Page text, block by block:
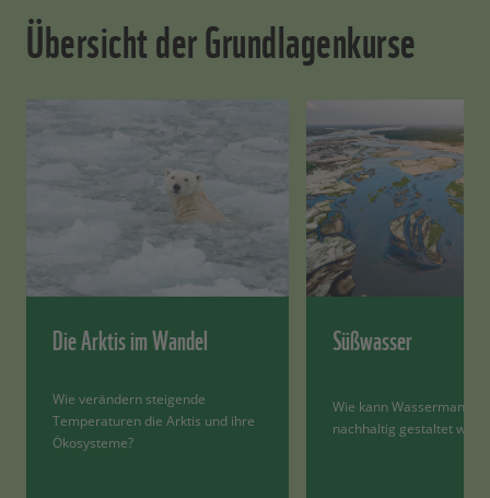
Übersicht der Grundlagenkurse
Die Arktis im Wandel
Wie verändern steigende
Temperaturen die Arktis und ihre
Ökosysteme?
Süßwasser
Wie kann
nachhaltig gestaltet